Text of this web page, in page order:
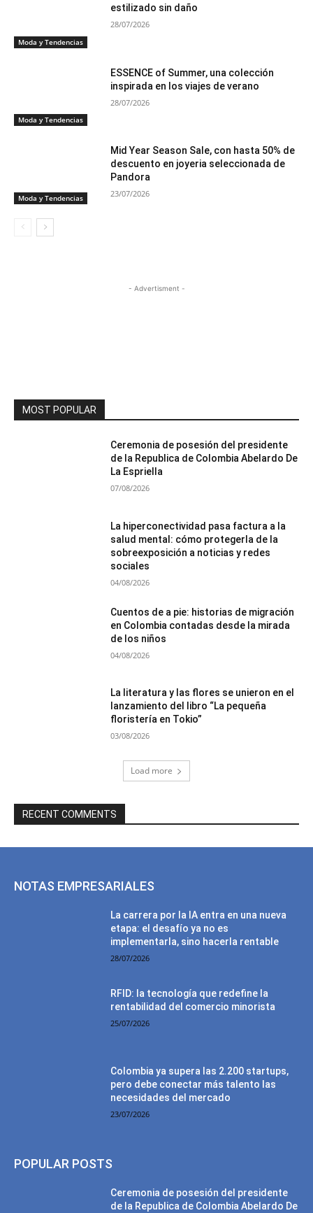
Moda y Tendencias
estilizado sin daño
28/07/2026
Moda y Tendencias
ESSENCE of Summer, una colección
inspirada en los viajes de verano
28/07/2026
Moda y Tendencias
Mid Year Season Sale, con hasta 50% de
descuento en joyeria seleccionada de
Pandora
23/07/2026
- Advertisment -
MOST POPULAR
Ceremonia de posesión del presidente
de la Republica de Colombia Abelardo De
La Espriella
07/08/2026
La hiperconectividad pasa factura a la
salud mental: cómo protegerla de la
sobreexposición a noticias y redes
sociales
04/08/2026
Cuentos de a pie: historias de migración
en Colombia contadas desde la mirada
de los niños
04/08/2026
La literatura y las flores se unieron en el
lanzamiento del libro “La pequeña
floristería en Tokio”
03/08/2026
Load more
RECENT COMMENTS
NOTAS EMPRESARIALES
La carrera por la IA entra en una nueva
etapa: el desafío ya no es
implementarla, sino hacerla rentable
28/07/2026
RFID: la tecnología que redefine la
rentabilidad del comercio minorista
25/07/2026
Colombia ya supera las 2.200 startups,
pero debe conectar más talento las
necesidades del mercado
23/07/2026
POPULAR POSTS
Ceremonia de posesión del presidente
de la Republica de Colombia Abelardo De